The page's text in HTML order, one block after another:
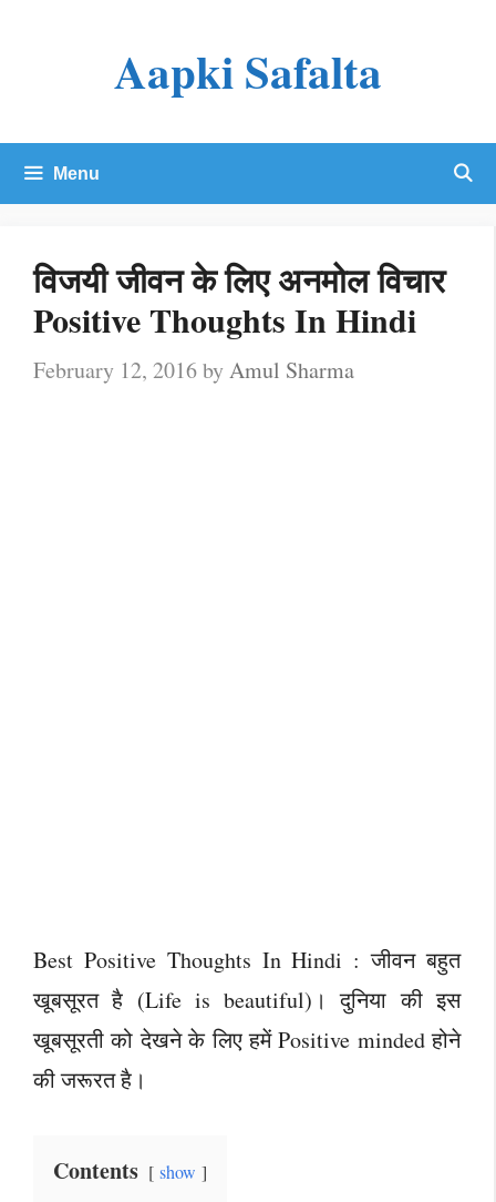
Aapki Safalta
Menu
विजयी जीवन के लिए अनमोल विचार
Positive Thoughts In Hindi
February 12, 2016byAmul Sharma
Best Positive Thoughts In Hindi : जीवन बहुत
खूबसूरत है (Life is beautiful)। दुनिया की इस
खूबसूरती को देखने के लिए हमें Positive minded होने
की जरूरत है।
Contents show